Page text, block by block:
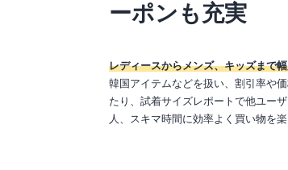
ーポンも充実
レディースからメンズ、キッズまで
韓国アイテムなどを扱い、割引率や
たり、試着サイズレポートで他ユー
人、スキマ時間に効率よく買い物を